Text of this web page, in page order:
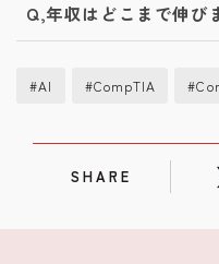
Q,年収はどこまで伸び
#AI #CompTIA
SHARE